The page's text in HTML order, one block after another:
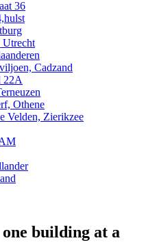
36
Utrecht
Cadzand
22A
Othene
Velden, Zierikzee
building at a